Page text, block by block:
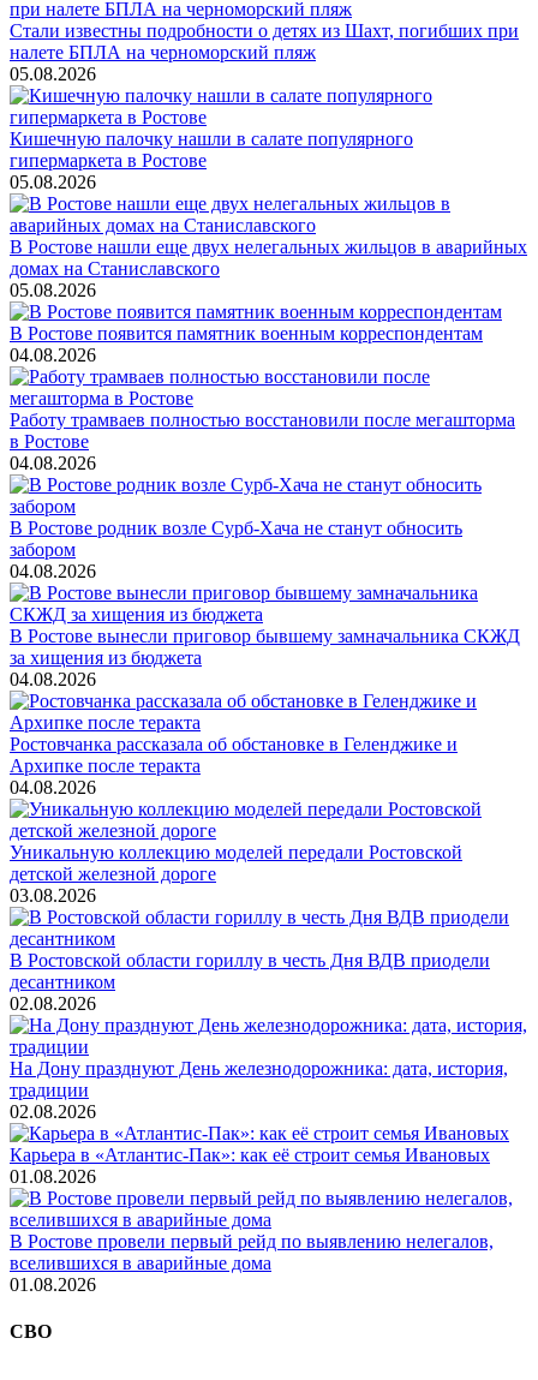
Стали известны подробности о детях из Шахт, погибших при
налете БПЛА на черноморский пляж
05.08.2026
Кишечную палочку нашли в салате популярного
гипермаркета в Ростове
05.08.2026
В Ростове нашли еще двух нелегальных жильцов в аварийных
домах на Станиславского
05.08.2026
В Ростове появится памятник военным корреспондентам
04.08.2026
Работу трамваев полностью восстановили после мегашторма
в Ростове
04.08.2026
В Ростове родник возле Сурб-Хача не станут обносить
забором
04.08.2026
В Ростове вынесли приговор бывшему замначальника СКЖД
за хищения из бюджета
04.08.2026
Ростовчанка рассказала об обстановке в Геленджике и
Архипке после теракта
04.08.2026
Уникальную коллекцию моделей передали Ростовской
детской железной дороге
03.08.2026
В Ростовской области гориллу в честь Дня ВДВ приодели
десантником
02.08.2026
На Дону празднуют День железнодорожника: дата, история,
традиции
02.08.2026
Карьера в «Атлантис-Пак»: как её строит семья Ивановых
01.08.2026
В Ростове провели первый рейд по выявлению нелегалов,
вселившихся в аварийные дома
01.08.2026
СВО